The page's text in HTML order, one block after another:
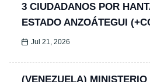
3 CIUDADANOS POR
ESTADO ANZOÁTEGUI
Jul 21, 2026
(VENEZUELA)